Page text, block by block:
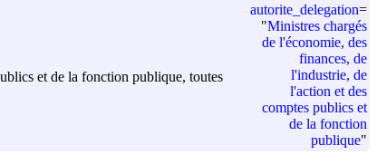
et de la fonction publique, toutes
autorite_delegation=
"Ministres chargés
de l'économie, des
finances, de
l'industrie, de
l'action et des
comptes publics et
de la fonction
publique"